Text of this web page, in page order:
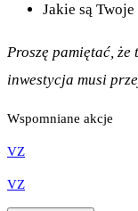
Jakie są
Proszę pamiętać,
inwestycja musi
Wspomniane akcje
VZ
VZ